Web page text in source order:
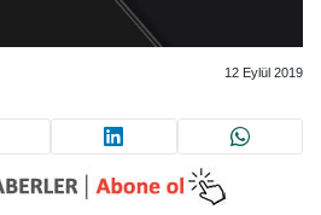
12 Eylül 2019